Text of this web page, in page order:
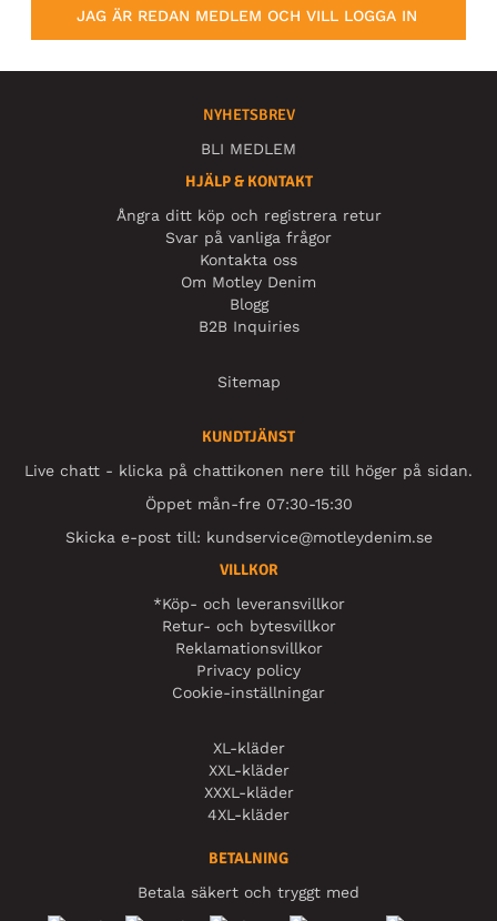
JAG ÄR REDAN MEDLEM OCH VILL LOGGA IN
NYHETSBREV
BLI MEDLEM
HJÄLP & KONTAKT
Ångra ditt köp och registrera retur
Svar på vanliga frågor
Kontakta oss
Om Motley Denim
Blogg
B2B Inquiries
Sitemap
KUNDTJÄNST
Live chatt - klicka på chattikonen nere till höger på sidan.
Öppet mån-fre 07:30-15:30
Skicka e-post till: kundservice@motleydenim.se
VILLKOR
*Köp- och leveransvillkor
Retur- och bytesvillkor
Reklamationsvillkor
Privacy policy
Cookie-inställningar
XL-kläder
XXL-kläder
XXXL-kläder
4XL-kläder
BETALNING
Betala säkert och tryggt med